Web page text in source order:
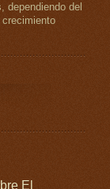
dependiendo del
El